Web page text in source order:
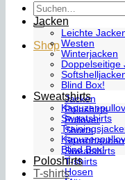
Suchen
nach:
Shop
Jacken
Poloshirts
Pullover
Shorts
Sturmhauben
Sweatshirts
T-shirts
Hosen
Jacken
Leichte
Westen
Winterjacken
Doppelseitige
Blind Box!
Sweatshirts
Sweatshirts
Blind Box!
Poloshirts
T-shirts